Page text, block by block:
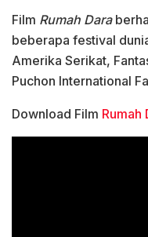
Film Rumah Dara
beberapa festival
Amerika Serikat,
Puchon International
Download Film Rumah